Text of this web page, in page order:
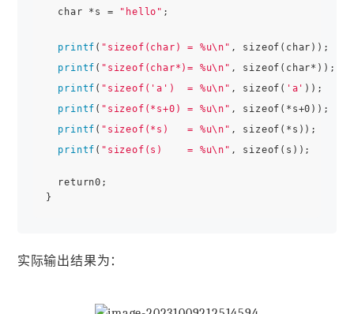
char *s =
"hello" ;
printf ( "sizeof(char) = %u\n" , sizeof(char));
printf ( "sizeof(char*)= %u\n" , sizeof(char*));
printf ( "sizeof('a')  = %u\n" , sizeof( 'a' ));
printf ( "sizeof(*s+0) = %u\n" , sizeof(*s+0));
printf ( "sizeof(*s)   = %u\n" , sizeof(*s));
printf ( "sizeof(s)    = %u\n" , sizeof(s));
return0;
实际输出结果为：